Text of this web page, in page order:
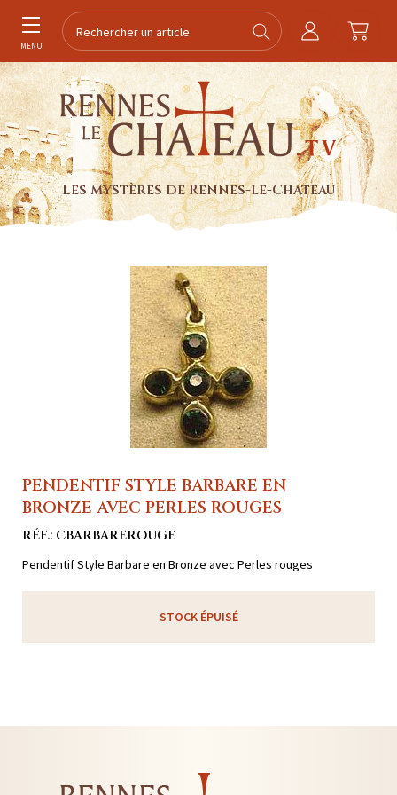
MENU
Les mystères de Rennes-le-Chateau
PENDENTIF STYLE BARBARE EN
BRONZE AVEC PERLES ROUGES
RÉF.: CBARBAREROUGE
Pendentif Style Barbare en Bronze avec Perles rouges
STOCK ÉPUISÉ